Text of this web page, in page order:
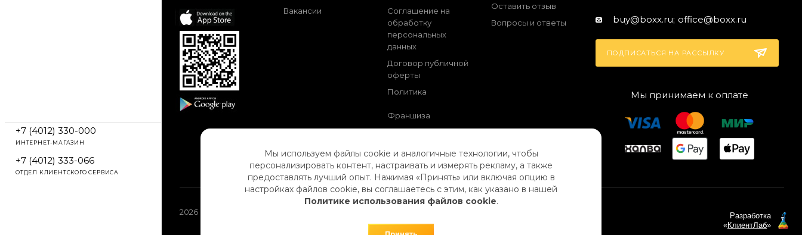
+7 (4012) 330-000
ИНТЕРНЕТ-МАГАЗИН
+7 (4012) 333-066
ОТДЕЛ КЛИЕНТСКОГО СЕРВИСА
Вакансии
Соглашение на
обработку
персональных
данных
Договор публичной
оферты
Политика
Франшиза
Оставить отзыв
Вопросы и ответы
buy@boxx.ru; office@boxx.ru
ПОДПИСАТЬСЯ НА РАССЫЛКУ
Мы принимаем к оплате
Разработка
«КлиентЛаб»
2026 © BOXX
Мы используем файлы cookie и аналогичные технологии, чтобы
персонализировать контент, настраивать и измерять рекламу, а также
предоставлять лучший опыт. Нажимая «Принять» или включая опцию в
настройках файлов cookie, вы соглашаетесь с этим, как указано в нашей
Политике использования файлов cookie.